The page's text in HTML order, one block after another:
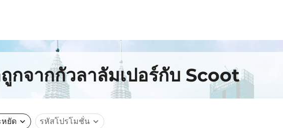
กจากกัวลาลัมเปอร์กับ Scoot
หยัด expand_more รหัสโปรโมชั่น expand_more